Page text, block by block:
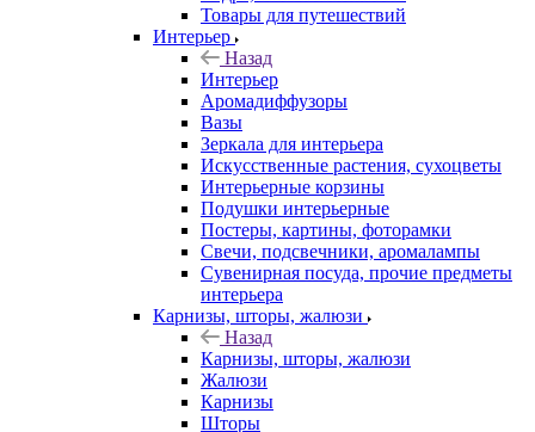
Товары для путешествий
Интерьер
Назад
Интерьер
Аромадиффузоры
Вазы
Зеркала для интерьера
Искусственные растения, сухоцветы
Интерьерные корзины
Подушки интерьерные
Постеры, картины, фоторамки
Свечи, подсвечники, аромалампы
Сувенирная посуда, прочие предметы
интерьера
Карнизы, шторы, жалюзи
Назад
Карнизы, шторы, жалюзи
Жалюзи
Карнизы
Шторы